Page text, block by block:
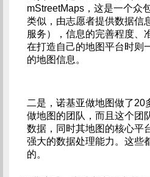
mStreetMaps，这是一个众
类似，由志愿者提供数据信
服务），信息的完善程度、
在打造自己的地图平台时则
的地图信息。
二是，诺基亚做地图做了20
做地图的团队，而且这个团
数据，同时其地图的核心平
强大的数据处理能力。这些
的。